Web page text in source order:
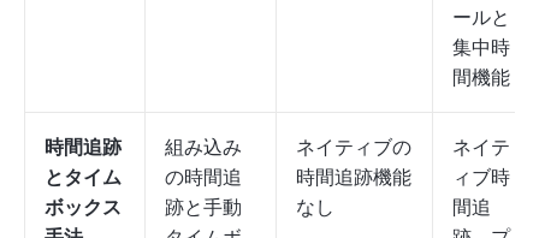
ールと
集中時
間機能
時間追跡
とタイム
ボックス
組み込み
の時間追
跡と手動
ネイティブの
時間追跡機能
なし
ネイテ
ィブ時
間追